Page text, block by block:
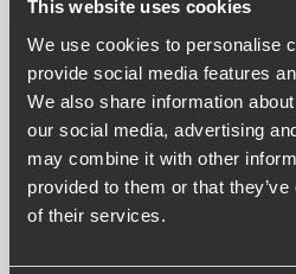
This website uses cookies
We use cookies to personalise
provide social media features
We also share information
our social media, advertising
may combine it with other
provided to them or that
of their services.
90° x 70° Constant-Directivity-
2 x 8-Zoll-Neodym-Tieftöner, 2,5-Zoll-
Schwingspule
KX 45-A
AKTIVE 2-WEGE-POINT-SOURCE
15-Zoll-Neodym-Tieftöner, 3,5-Zoll-